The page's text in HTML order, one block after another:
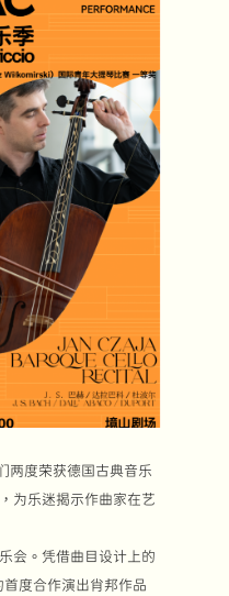
两度荣获德国古典音乐
为乐迷揭示作曲家在艺
会。凭借曲目设计上的
度合作演出肖邦作品